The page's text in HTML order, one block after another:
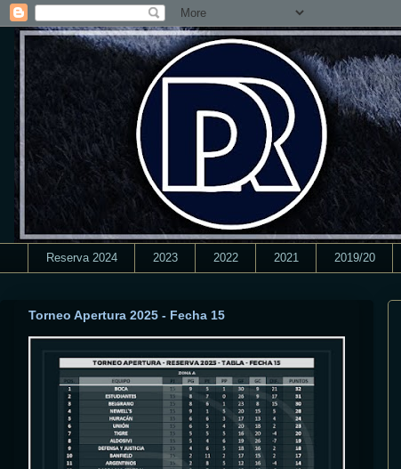
Reserva 2024 2023 2022 2021 2019/20
Torneo Apertura 2025 - Fecha 15